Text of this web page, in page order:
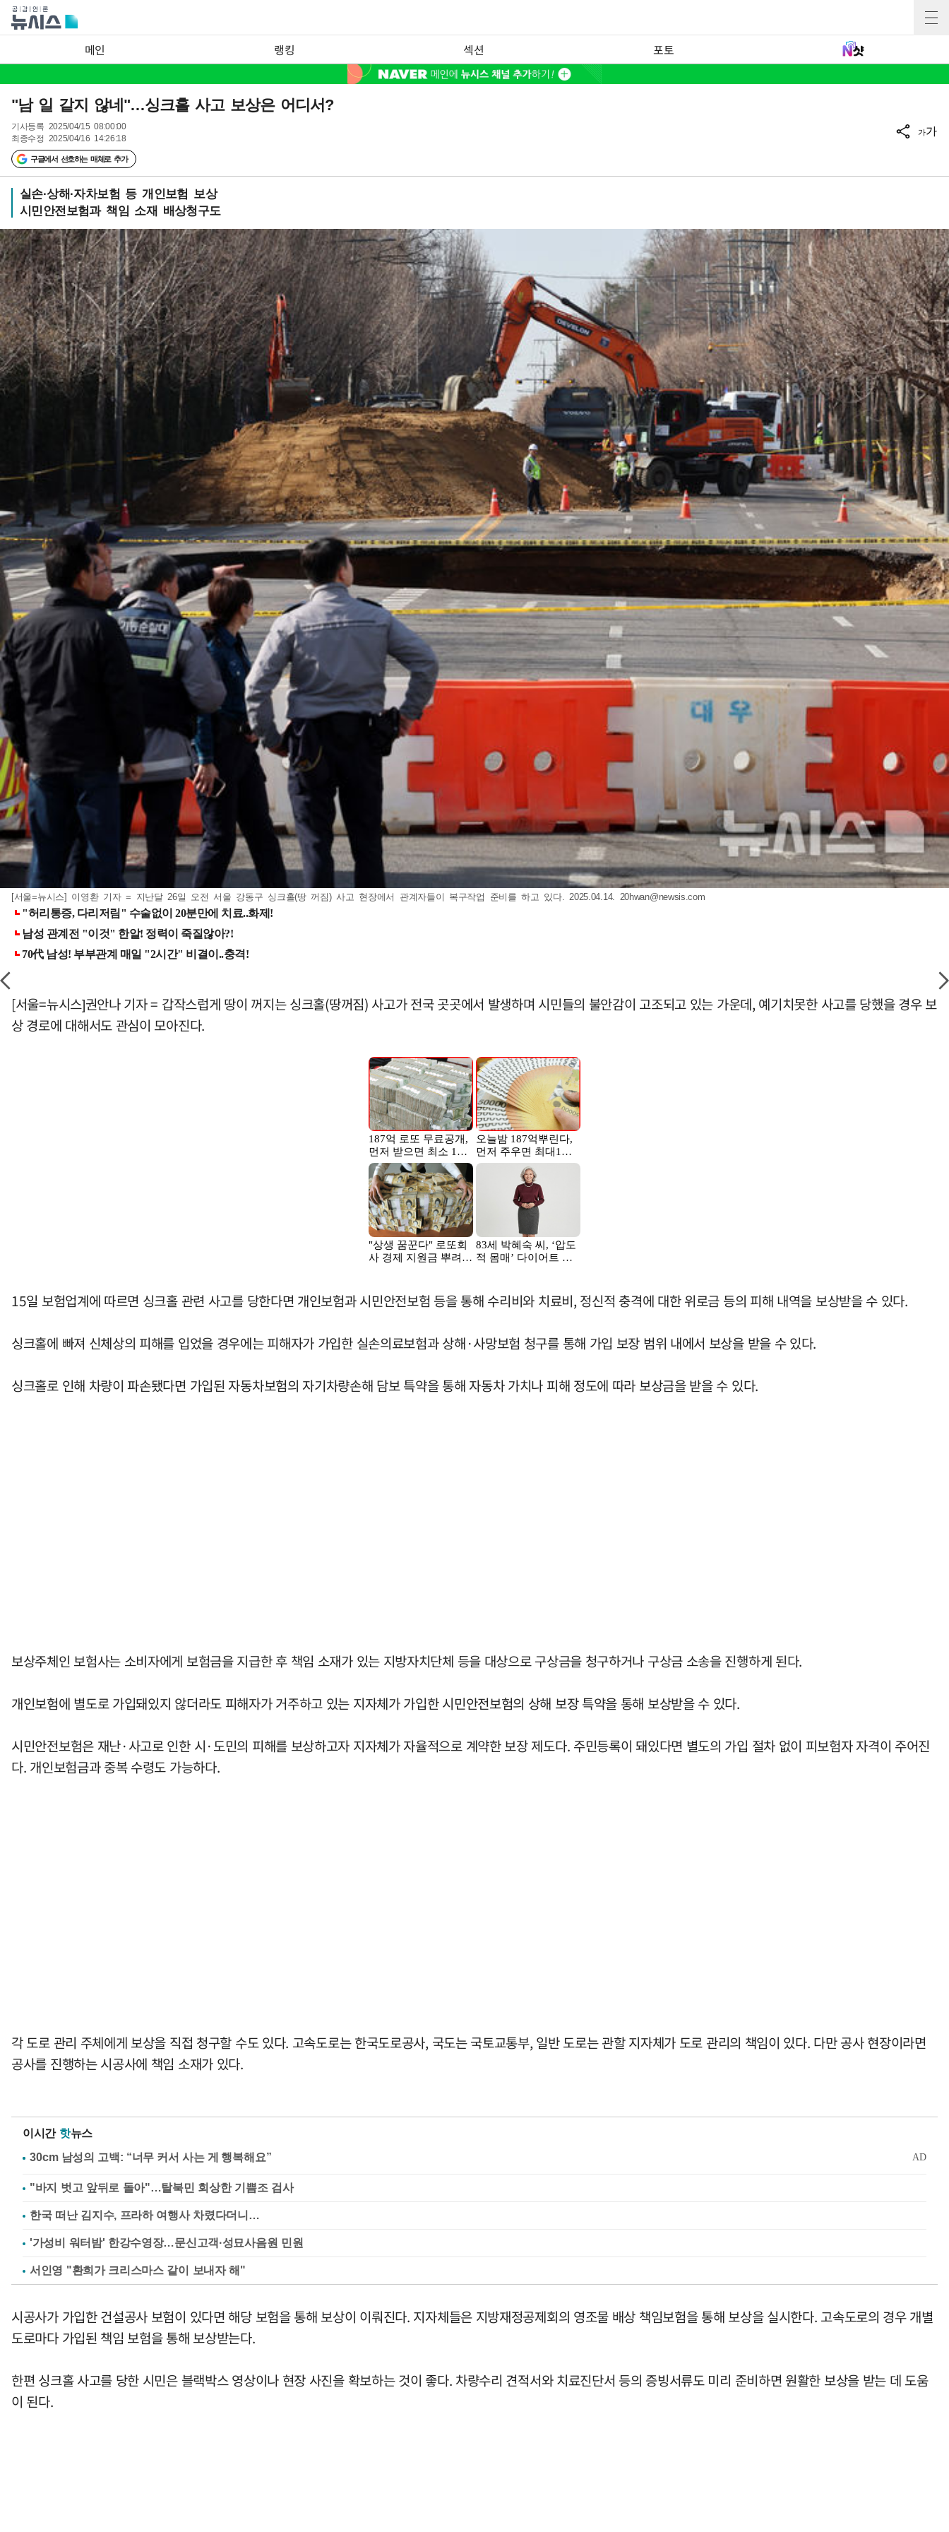
메인 랭킹 섹션 포토
"남 일 같지 않네"…싱크홀 사고 보상은 어디서?
기사등록 2025/04/15 08:00:00
최종수정 2025/04/16 14:26:18
구글에서 선호하는 매체로 추가
가가
실손·상해·자차보험 등 개인보험 보상
시민안전보험과 책임 소재 배상청구도
[서울=뉴시스] 이영환 기자 = 지난달 26일 오전 서울 강동구 싱크홀(땅 꺼짐) 사고 현장에서 관계자들이 복구작업 준비를 하고 있다. 2025.04.14. 20hwan@newsis.com
[서울=뉴시스]권안나 기자 = 갑작스럽게 땅이 꺼지는 싱크홀(땅꺼짐) 사고가 전국 곳곳에서 발생하며 시민들의 불안감이 고조되고 있는 가운데, 예기치못한 사고를 당했을 경우 보
상 경로에 대해서도 관심이 모아진다.
15일 보험업계에 따르면 싱크홀 관련 사고를 당한다면 개인보험과 시민안전보험 등을 통해 수리비와 치료비, 정신적 충격에 대한 위로금 등의 피해 내역을 보상받을 수 있다.
싱크홀에 빠져 신체상의 피해를 입었을 경우에는 피해자가 가입한 실손의료보험과 상해·사망보험 청구를 통해 가입 보장 범위 내에서 보상을 받을 수 있다.
싱크홀로 인해 차량이 파손됐다면 가입된 자동차보험의 자기차량손해 담보 특약을 통해 자동차 가치나 피해 정도에 따라 보상금을 받을 수 있다.
보상주체인 보험사는 소비자에게 보험금을 지급한 후 책임 소재가 있는 지방자치단체 등을 대상으로 구상금을 청구하거나 구상금 소송을 진행하게 된다.
개인보험에 별도로 가입돼있지 않더라도 피해자가 거주하고 있는 지자체가 가입한 시민안전보험의 상해 보장 특약을 통해 보상받을 수 있다.
시민안전보험은 재난·사고로 인한 시·도민의 피해를 보상하고자 지자체가 자율적으로 계약한 보장 제도다. 주민등록이 돼있다면 별도의 가입 절차 없이 피보험자 자격이 주어진
다. 개인보험금과 중복 수령도 가능하다.
각 도로 관리 주체에게 보상을 직접 청구할 수도 있다. 고속도로는 한국도로공사, 국도는 국토교통부, 일반 도로는 관할 지자체가 도로 관리의 책임이 있다. 다만 공사 현장이라면
공사를 진행하는 시공사에 책임 소재가 있다.
이시간 핫뉴스
"바지 벗고 앞뒤로 돌아"…탈북민 회상한 기쁨조 검사
한국 떠난 김지수, 프라하 여행사 차렸다더니…
'가성비 워터밤' 한강수영장…문신고객·성묘사음원 민원
서인영 "환희가 크리스마스 같이 보내자 해"
시공사가 가입한 건설공사 보험이 있다면 해당 보험을 통해 보상이 이뤄진다. 지자체들은 지방재정공제회의 영조물 배상 책임보험을 통해 보상을 실시한다. 고속도로의 경우 개별
도로마다 가입된 책임 보험을 통해 보상받는다.
한편 싱크홀 사고를 당한 시민은 블랙박스 영상이나 현장 사진을 확보하는 것이 좋다. 차량수리 견적서와 치료진단서 등의 증빙서류도 미리 준비하면 원활한 보상을 받는 데 도움
이 된다.